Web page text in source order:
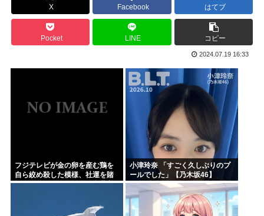
靖国神社、軍服コスプレでの参拝を禁止へ
【高市】トランプ「イランが核入手したら2分でイタリア滅亡...
ハンターハンター今何やってるかわからないWWW
5年前お前ら「AIイラストすげぇ！これもう人間のイラスト...
韓国人「台風で品不足になった沖縄のスーパーに行ってみたら...
韓国人「『日本ビールは絶対に飲まない！』と大騒ぎしていた...
海外「日本のこの場所は現実とは思えないレベルで美しい…！...
NISAのせいで少子化加速してるけどこれ本当に政策として...
X Facebook はてブ
Pocket LINE コピー
2024.07.19 16:33
フジテレビが金の卵を産む鶏を
自ら絞め殺した模様、社運を賭
けたドル箱コンテンツが御蔵入
小津玲奈 「すごく久しぶりのプ
ールでした」【乃木坂46】